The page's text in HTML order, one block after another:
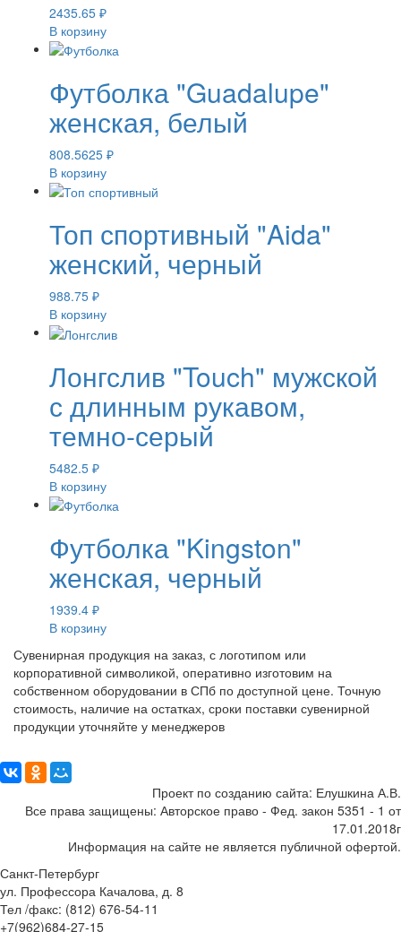
2435.65 ₽
В корзину
Футболка "Guadalupe"
женская, белый
808.5625 ₽
В корзину
Топ спортивный "Aida"
женский, черный
988.75 ₽
В корзину
Лонгслив "Touch" мужской
с длинным рукавом,
темно-серый
5482.5 ₽
В корзину
Футболка "Kingston"
женская, черный
1939.4 ₽
В корзину
Сувенирная продукция на заказ, с логотипом или
корпоративной символикой, оперативно изготовим на
собственном оборудовании в СПб по доступной цене. Точную
стоимость, наличие на остатках, сроки поставки сувенирной
продукции уточняйте у менеджеров
Проект по созданию сайта: Елушкина А.В.
Все права защищены: Авторское право - Фед. закон 5351 - 1 от
17.01.2018г
Информация на сайте не является публичной офертой.
Санкт-Петербург
ул. Профессора Качалова, д. 8
Тел /факс: (812) 676-54-11
+7(962)684-27-15